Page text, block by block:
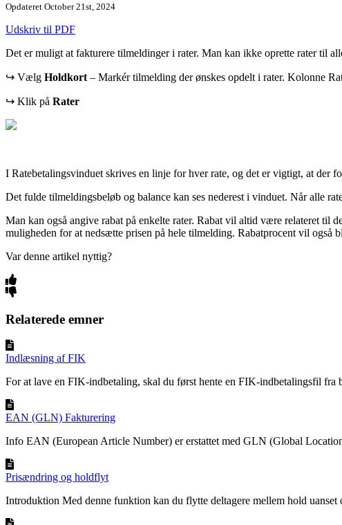
Opdateret October 21st, 2024
Udskriv til PDF
Det er muligt at fakturere tilmeldinger i rater. Man kan ikke oprette rater til
↪ Vælg Holdkort – Markér tilmelding der ønskes opdelt i rater. Kolonne
↪ Klik på Rater
I Ratebetalingsvinduet skrives en linje for hver rate, og det er vigtigt, at der
Det fulde tilmeldingsbeløb og balance kan ses nederest i vinduet. Når alle
Man kan også angive rabat på enkelte rater. Rabat vil altid være relateret til
muligheden for at nedsætte prisen på hele tilmelding. Rabatprocent vil også
Var denne artikel nyttig?
Relaterede emner
Indlæsning af FIK
For at lave en FIK-indbetaling, skal du først hente en FIK-indbetalingsfil fra
EAN (GLN) Fakturering
Info EAN (European Article Number) er erstattet med GLN (Global
Prisændring og holdflyt
Introduktion Med denne funktion kan du flytte deltagere mellem hold uanset